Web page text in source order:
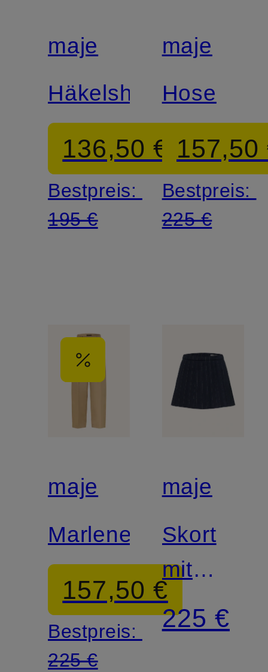
maje
Häkelshorts
136,50 €
Bestpreis:
195 €
maje
Hose
157,50
Bestpreis:
225 €
maje
Marlenehose
157,50 €
Bestpreis:
225 €
maje
Skort
mit
225 €